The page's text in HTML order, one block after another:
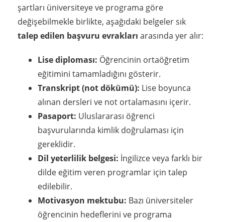
şartları üniversiteye ve programa göre
değişebilmekle birlikte, aşağıdaki belgeler sık
talep edilen başvuru evrakları arasında yer alır:
Lise diploması: Öğrencinin ortaöğretim
eğitimini tamamladığını gösterir.
Transkript (not dökümü): Lise boyunca
alınan dersleri ve not ortalamasını içerir.
Pasaport: Uluslararası öğrenci
başvurularında kimlik doğrulaması için
gereklidir.
Dil yeterlilik belgesi: İngilizce veya farklı bir
dilde eğitim veren programlar için talep
edilebilir.
Motivasyon mektubu: Bazı üniversiteler
öğrencinin hedeflerini ve programa